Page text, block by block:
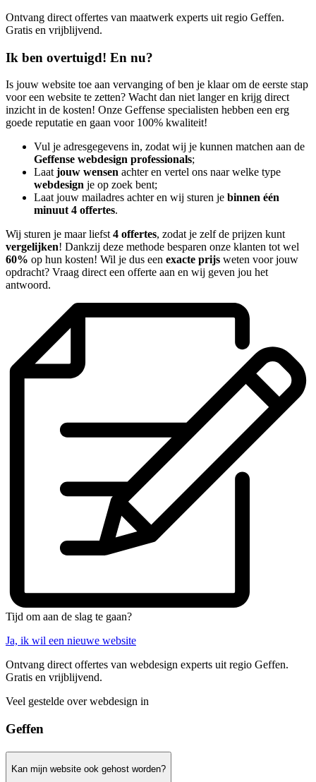
Ontvang direct offertes van maatwerk experts uit regio Geffen.
Gratis en vrijblijvend.
Ik ben overtuigd! En nu?
Is jouw website toe aan vervanging of ben je klaar om de eerste stap
voor een website te zetten? Wacht dan niet langer en krijg direct
inzicht in de kosten! Onze Geffense specialisten hebben een erg
goede reputatie en gaan voor 100% kwaliteit!
Vul je adresgegevens in, zodat wij je kunnen matchen aan de
Geffense webdesign professionals;
Laat jouw wensen achter en vertel ons naar welke type
webdesign je op zoek bent;
Laat jouw mailadres achter en wij sturen je binnen één
minuut 4 offertes.
Wij sturen je maar liefst 4 offertes, zodat je zelf de prijzen kunt
vergelijken! Dankzij deze methode besparen onze klanten tot wel
60% op hun kosten! Wil je dus een exacte prijs weten voor jouw
opdracht? Vraag direct een offerte aan en wij geven jou het
antwoord.
Tijd om aan de slag te gaan?
Ja, ik wil een nieuwe website
Ontvang direct offertes van webdesign experts uit regio Geffen.
Gratis en vrijblijvend.
Veel gestelde over webdesign in
Geffen
Kan mijn website ook gehost worden?